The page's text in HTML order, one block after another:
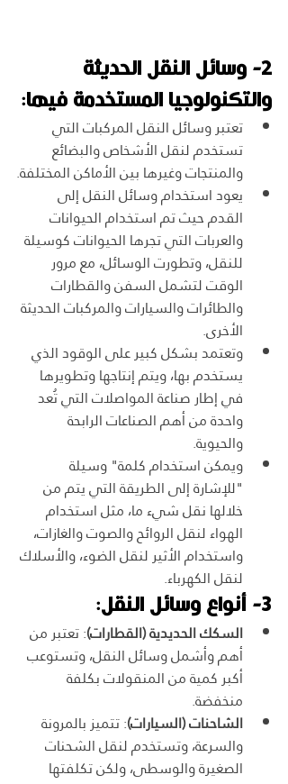
2- وسائل النقل الحديثة
والتكنولوجيا المستخدمة فيها:
تعتبر وسائل النقل المركبات التي
تستخدم لنقل الأشخاص والبضائع
والمنتجات وغيرها بين الأماكن المختلفة.
يعود استخدام وسائل النقل إلى
القدم حيث تم استخدام الحيوانات
والعربات التي تجرها الحيوانات كوسيلة
للنقل، وتطورت الوسائل، مع مرور
الوقت لتشمل السفن والقطارات
والطائرات والسيارات والمركبات الحديثة
الأخرى.
وتعتمد بشكل كبير على الوقود الذي
يستخدم بها، ويتم إنتاجها وتطويرها
في إطار صناعة المواصلات التي تُعد
واحدة من أهم الصناعات الرابحة
والحيوية.
ويمكن استخدام كلمة" وسيلة
"للإشارة إلى الطريقة التي يتم من
خلالها نقل شيء ما، مثل استخدام
الهواء لنقل الروائح والصوت والغازات،
واستخدام الأثير لنقل الضوء، والأسلاك
لنقل الكهرباء.
3- أنواع وسائل النقل:
السكك الحديدية (القطارات): تعتبر من
أهم وأشمل وسائل النقل، وتستوعب
أكبر كمية من المنقولات بكلفة
منخفضة.
الشاحنات (السيارات): تتميز بالمرونة
والسرعة، وتستخدم لنقل الشحنات
الصغيرة والوسطى، ولكن تكلفتها